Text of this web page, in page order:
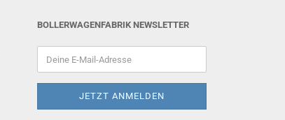
BOLLERWAGENFABRIK NEWSLETTER